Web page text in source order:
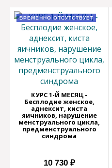
ВРЕМЕННО ОТСУТСТВУЕТ
КУРС 1-Й МЕСЯЦ -
Бесплодие женское,
аднексит, киста
яичников, нарушение
менструального цикла,
предменструального
синдрома
10 730 ₽